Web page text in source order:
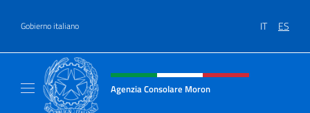
Gobierno italiano IT ES
Encabezado del sitio web,
Agenzia Consolare Moron